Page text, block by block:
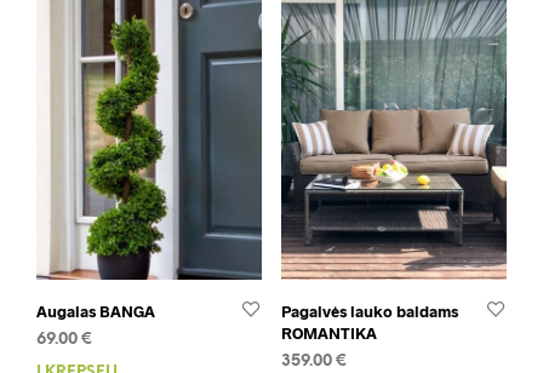
Augalas BANGA
69.00 €
Pagalvės lauko baldams
ROMANTIKA
359.00 €